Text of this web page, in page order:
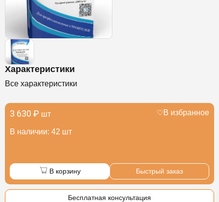
Характеристики
Все характеристики
3 630 ₽ шт
В наличии: 42 шт
В избранное
В корзину Быстрый заказ
Бесплатная консультация